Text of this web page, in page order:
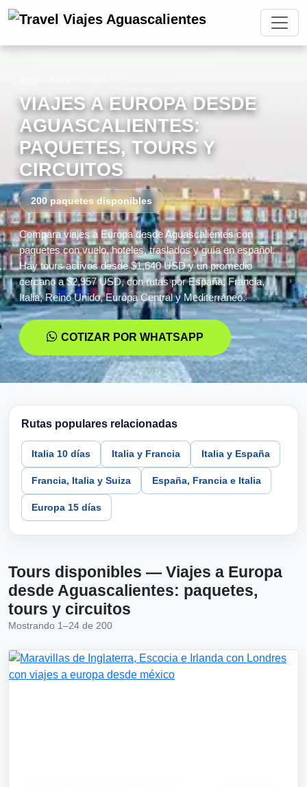
VIAJES A EUROPA DESDE
AGUASCALIENTES:
PAQUETES, TOURS Y
CIRCUITOS
200 paquetes disponibles
Compara viajes a Europa desde Aguascalientes con
paquetes con vuelo, hoteles, traslados y guía en español.
Hay tours activos desde $1,640 USD y un promedio
cercano a $2,957 USD, con rutas por España, Francia,
Italia, Reino Unido, Europa Central y Mediterráneo.
COTIZAR POR WHATSAPP
Rutas populares relacionadas
Italia 10 días Italia y Francia Italia y España
Francia, Italia y Suiza España, Francia e Italia
Europa 15 días
Tours disponibles — Viajes a Europa
desde Aguascalientes: paquetes,
tours y circuitos
Mostrando 1–24 de 200